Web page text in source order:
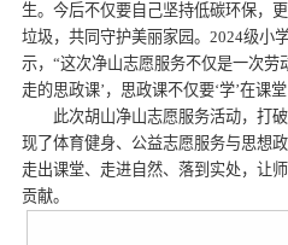
生。今后不仅要自己坚持低碳环保，
垃圾，共同守护美丽家园。2024级小
示，“这次净山志愿服务不仅是一次劳
走的思政课’，思政课不仅要‘学’在课堂
此次胡山净山志愿服务活动，打
现了体育健身、公益志愿服务与思想
走出课堂、走进自然、落到实处，让
贡献。